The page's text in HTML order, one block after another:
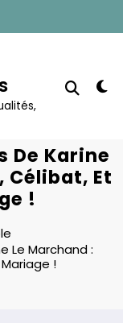
De Karine
Célibat, Et
!
Le Marchand :
!